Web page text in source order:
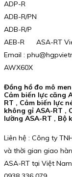
ADP-R
ADB-R/PN
ADB-R/P
AEB-R ASA-RT
Email :
AWX60X
Đồng hồ đo mô
Cảm biến lực căng
RT , Cảm biến lực
không gỉ ASA-RT ,
lường ASA-RT , Bộ
Liên hệ : Công ty
và thời gian giao
ASA-RT tại Việt